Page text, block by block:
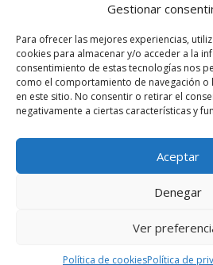
Gestionar
Para ofrecer las mejores experiencias,
cookies para almacenar y/o acceder a la
consentimiento de estas tecnologías nos
como el comportamiento de navegación o
en este sitio. No consentir o retirar el
negativamente a ciertas características y
Aceptar
Denegar
Ver
Política de cookiesPolítica de
L-J: 7:30-19 h | V:
L-V: 8:00 –
Sede Valencia
 +34 963 447

Septiembre –
L-V: 8:00-16 h

L-V: 8:00 –
Aviso legal
Política de
Política de cookies